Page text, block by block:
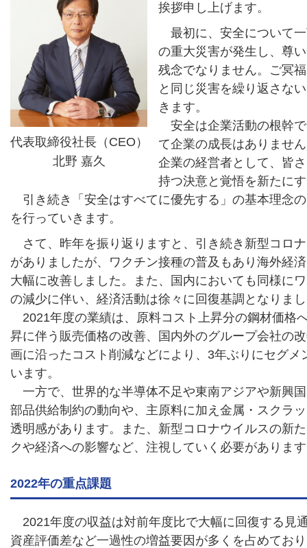
代表取締役社長（CEO）
北野 嘉久
挨拶申し上げます。
最初に、安全について
の重大災害が発生し、尊
残念でなりません。ご冥
と同じ災害を繰り返さな
きます。
安全は企業活動の根幹
て企業の成長はありませ
企業の経営者として、皆
持つ決意と覚悟を新たに
引き続き「安全はすべてに優先する」の基本理念
を行っていきます。
さて、昨年を振り返りますと、引き続き新型コロ
がありましたが、ワクチン接種の普及もあり海外経
大幅に改善しました。また、国内においても同様に
の減少に伴い、経済活動は徐々に回復基調となりま
2021年度の業績は、原料コスト上昇分の鋼材価格
昇に伴う販売価格の改善、国内外のグループ会社の
画に沿ったコスト削減などにより、3年ぶりにセグ
います。
一方で、世界的な半導体不足や東南アジアや新興
部品供給制約の動向や、主原料に加え金属・スクラ
透明感があります。また、新型コロナウイルスの新
クや経済への影響など、注視していく必要がありま
2022年の重点課題
2021年度の収益は対前年度比で大幅に回復する見
資産評価差など一過性の増益要因が多くを占めてお